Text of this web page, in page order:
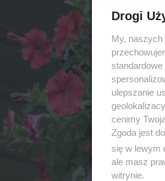
Drogi
My, naszych
ulepszanie
cenimy
Zgoda jest
się w lewym
ale masz
witrynie.